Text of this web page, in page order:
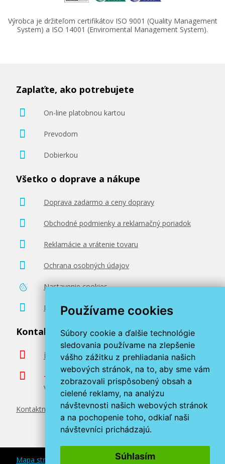
Používame cookies
Súbory cookie a ďalšie technológie
sledovania používame na zlepšenie
vášho zážitku z prehliadania našich
webových stránok, na to, aby sme vám
zobrazovali prispôsobený obsah a
cielené reklamy, na analýzu
návštevnosti našich webových stránok
a na pochopenie toho, odkiaľ naši
návštevníci prichádzajú.
Súhlasím
Výrobca je držiteľom certifikátov ISO 9001 (Quality Management
System) a ISO 14001 (Enviromental Management System).
Zaplaťte, ako potrebujete
On-line platobnou kartou
Prevodom
Dobierkou
Všetko o doprave a nákupe
Doprava zadarmo a ceny dopravy
Obchodné podmienky a reklamačný poriadok
Reklamácie a vrátenie tovaru
Ochrana osobných údajov
Nastavenie cookies
Poradenstvo zadarmo
Kontaktujte nás
info@miroluk.sk
+420 377 222 313
Volajte v pracovné dni od 8. do 17. hod.
Kontaktné údaje
Mapa stránok